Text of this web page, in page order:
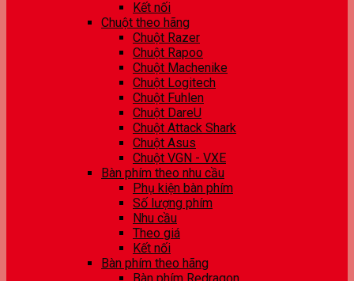
Kết nối
Chuột theo hãng
Chuột Razer
Chuột Rapoo
Chuột Machenike
Chuột Logitech
Chuột Fuhlen
Chuột DareU
Chuột Attack Shark
Chuột Asus
Chuột VGN - VXE
Bàn phím theo nhu cầu
Phụ kiện bàn phím
Số lượng phím
Nhu cầu
Theo giá
Kết nối
Bàn phím theo hãng